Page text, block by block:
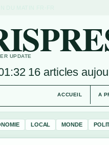
UPDATE
16 articles
ACCUEIL A
LOCAL MONDE